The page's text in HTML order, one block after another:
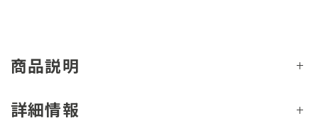
商品説明
詳細情報